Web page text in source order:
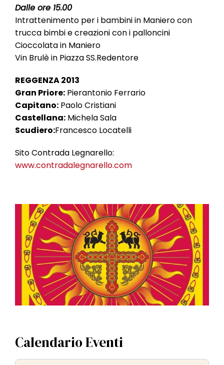
Dalle ore 15.00
Intrattenimento per i bambini in Maniero con
trucca bimbi e creazioni con i palloncini
Cioccolata in Maniero
Vin Brulè in Piazza SS.Redentore
REGGENZA 2013
Gran Priore: Pierantonio Ferrario
Capitano: Paolo Cristiani
Castellana: Michela Sala
Scudiero:Francesco Locatelli
Sito Contrada Legnarello:
www.contradalegnarello.com
Calendario Eventi